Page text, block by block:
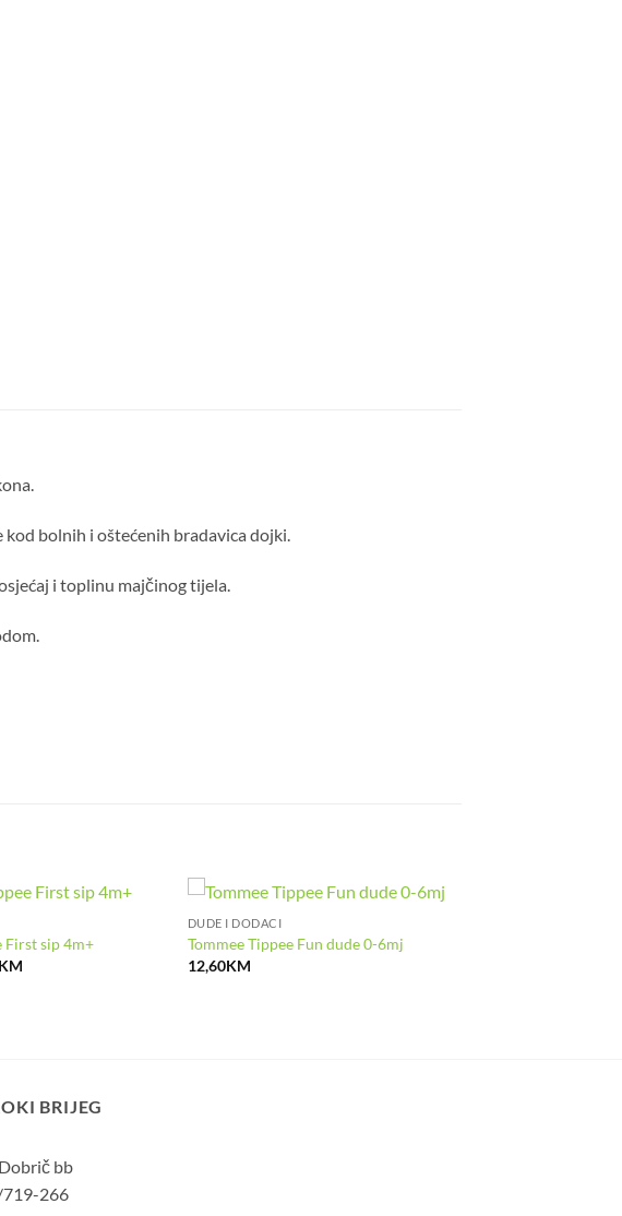
bolnih i oštećenih bradavica dojki.
i toplinu majčinog tijela.
First sip 4m+
Trenutna
DUDE I DODACI
Tommee Tippee Fun dude 0-6mj
12,60KM
BRIJEG
bb
719-266